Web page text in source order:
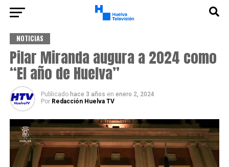
NOTICIAS
Pilar Miranda augura a 2024 como
“El año de Huelva”
Publicado hace 3 años en enero 2, 2024
Por Redacción Huelva TV